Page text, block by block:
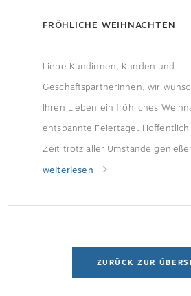
FRÖHLICHE WEIHNACHTEN
Liebe Kundinnen, Kunden und
GeschäftspartnerInnen, wir
Ihren Lieben ein fröhliches
entspannte Feiertage. Hoffentlich
Zeit trotz aller Umstände
eine harmonische und glückliche
versuchen, es das ganze Jahr
weiterlesen
ZURÜCK ZUR